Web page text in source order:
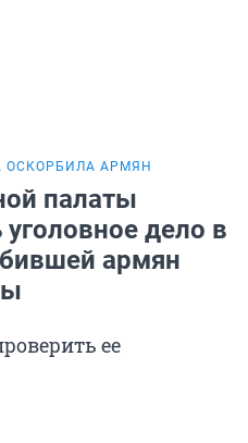
ОСКОРБИЛА АРМЯН
палаты
дело в
армян
ее